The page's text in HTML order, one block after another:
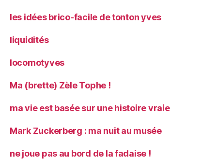
les idées brico-facile de tonton yves
liquidités
locomotyves
Ma (brette) Zèle Tophe !
ma vie est basée sur une histoire vraie
Mark Zuckerberg : ma nuit au musée
ne joue pas au bord de la fadaise !